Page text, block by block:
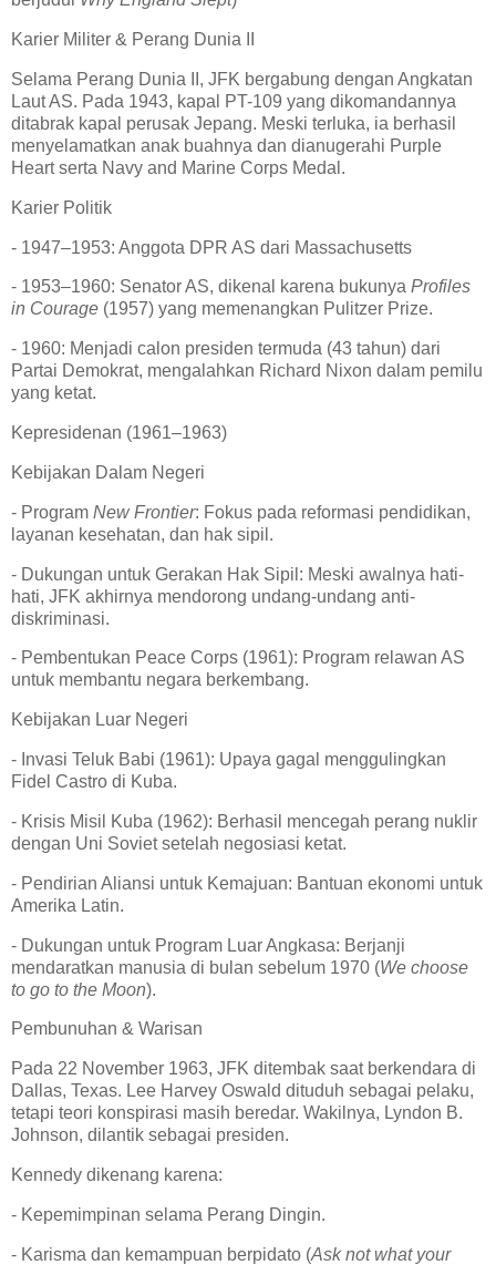
Karier Militer & Perang Dunia II
Selama Perang Dunia II, JFK bergabung dengan Angkatan
Laut AS. Pada 1943, kapal PT-109 yang dikomandannya
ditabrak kapal perusak Jepang. Meski terluka, ia berhasil
menyelamatkan anak buahnya dan dianugerahi Purple
Heart serta Navy and Marine Corps Medal.
Karier Politik
- 1947–1953: Anggota DPR AS dari Massachusetts
- 1953–1960: Senator AS, dikenal karena bukunya Profiles
in Courage (1957) yang memenangkan Pulitzer Prize.
- 1960: Menjadi calon presiden termuda (43 tahun) dari
Partai Demokrat, mengalahkan Richard Nixon dalam pemilu
yang ketat.
Kepresidenan (1961–1963)
Kebijakan Dalam Negeri
- Program New Frontier: Fokus pada reformasi pendidikan,
layanan kesehatan, dan hak sipil.
- Dukungan untuk Gerakan Hak Sipil: Meski awalnya hati-
hati, JFK akhirnya mendorong undang-undang anti-
diskriminasi.
- Pembentukan Peace Corps (1961): Program relawan AS
untuk membantu negara berkembang.
Kebijakan Luar Negeri
- Invasi Teluk Babi (1961): Upaya gagal menggulingkan
Fidel Castro di Kuba.
- Krisis Misil Kuba (1962): Berhasil mencegah perang nuklir
dengan Uni Soviet setelah negosiasi ketat.
- Pendirian Aliansi untuk Kemajuan: Bantuan ekonomi untuk
Amerika Latin.
- Dukungan untuk Program Luar Angkasa: Berjanji
mendaratkan manusia di bulan sebelum 1970 (We choose
to go to the Moon).
Pembunuhan & Warisan
Pada 22 November 1963, JFK ditembak saat berkendara di
Dallas, Texas. Lee Harvey Oswald dituduh sebagai pelaku,
tetapi teori konspirasi masih beredar. Wakilnya, Lyndon B.
Johnson, dilantik sebagai presiden.
Kennedy dikenang karena:
- Kepemimpinan selama Perang Dingin.
- Karisma dan kemampuan berpidato (Ask not what your